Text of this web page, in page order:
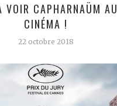
VOIR CAPHARNAÜM AU
CINÉMA !
22 octobre 2018